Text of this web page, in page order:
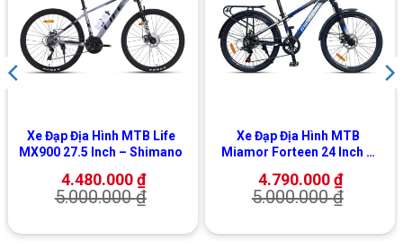
Xe Đạp Địa Hình MTB Life
MX900 27.5 Inch – Shimano
4.480.000₫
5.000.000₫
Xe Đạp Địa Hình MTB
Miamor Forteen 24 Inch –
4.790.000₫
5.000.000₫